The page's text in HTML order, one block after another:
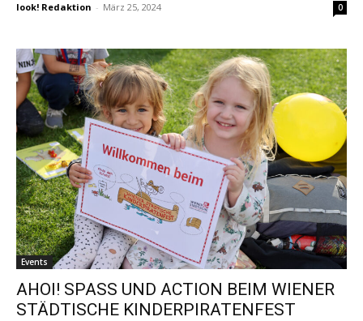
look! Redaktion - März 25, 2024 0
Events
AHOI! SPASS UND ACTION BEIM WIENER
STÄDTISCHE KINDERPIRATENFEST